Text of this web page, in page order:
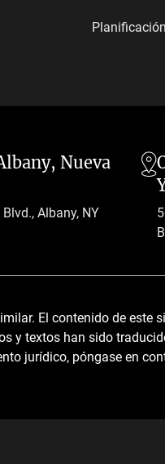
Nueva
Albany, NY
El contenido de este
y textos han sido
jurídico, póngase en